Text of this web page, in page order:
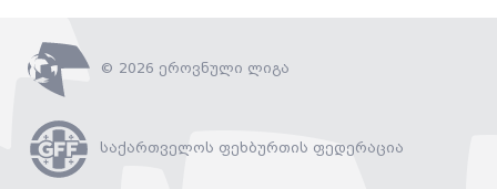
© 2026 ეროვნული ლიგა
საქართველოს ფეხბურთის ფედერაცია